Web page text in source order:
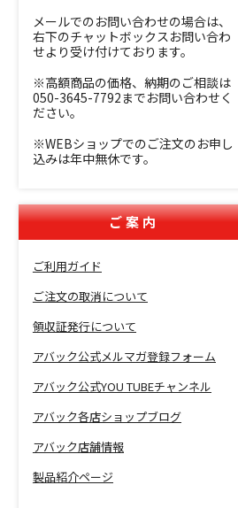
メールでのお問い合わせの場合は、
右下のチャットボックスお問い合わ
せより受け付けております。
※高額商品の価格、納期のご相談は
050-3645-7792までお問い合わせく
ださい。
※WEBショップでのご注文のお申し
込みは年中無休です。
ご案内
ご利用ガイド
ご注文の取消について
領収証発行について
アバック公式メルマガ登録フォーム
アバック公式YOU TUBEチャンネル
アバック各店ショップブログ
アバック店舗情報
製品紹介ページ